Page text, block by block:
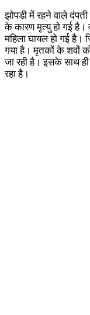
झोपडी में रहने वाले
के कारण मृत्यु हो गई है।
महिला घायल हो गई है।
गया है। मृतकों के शवों
जा रही है। इसके साथ
रहा है।